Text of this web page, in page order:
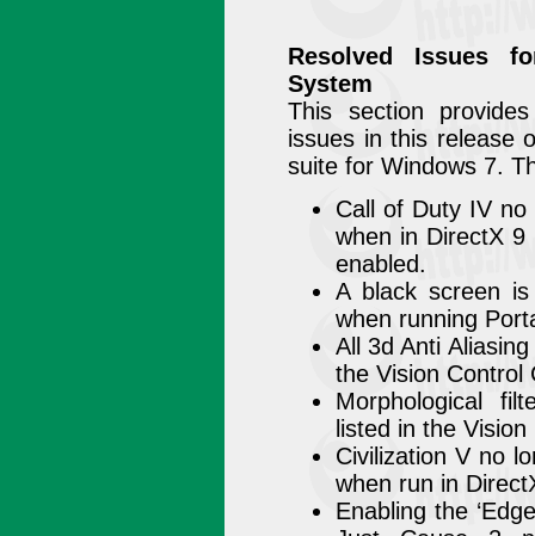
Resolved Issues
System
This section
issues in this release
suite for Windows 7.
Call of Duty IV no
when in DirectX
enabled.
A black screen
when running
All 3d Anti
the Vision Control
Morphological
listed in the
Civilization V no
when run in
Enabling the